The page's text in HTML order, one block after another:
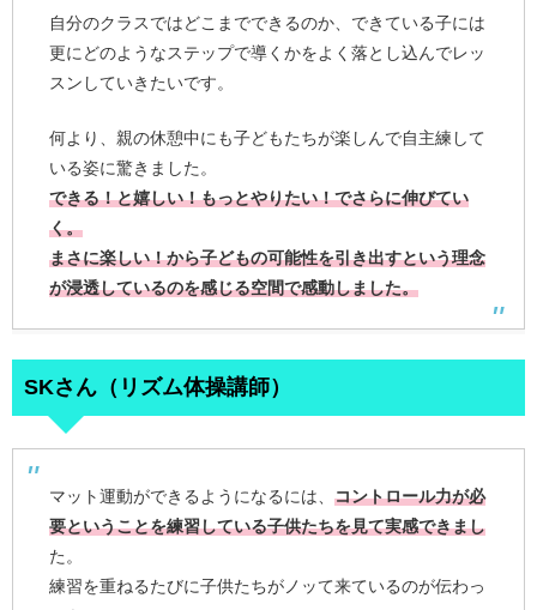
自分のクラスではどこまでできるのか、できている子には
更にどのようなステップで導くかをよく落とし込んでレッ
スンしていきたいです。
何より、親の休憩中にも子どもたちが楽しんで自主練して
いる姿に驚きました。
できる！と嬉しい！もっとやりたい！でさらに伸びてい
く。
まさに楽しい！から子どもの可能性を引き出すという理念
が浸透しているのを感じる空間で感動しました。
SKさん（リズム体操講師）
マット運動ができるようになるには、 コントロール力が必
要ということを練習している子供たちを見て実感できまし
た。
練習を重ねるたびに子供たちがノッて来ているのが伝わっ